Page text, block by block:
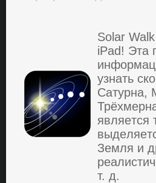
Solar
iPad! Этa
узнaть
Сaтурнa,
являeтся
Зeмля и
т. д.